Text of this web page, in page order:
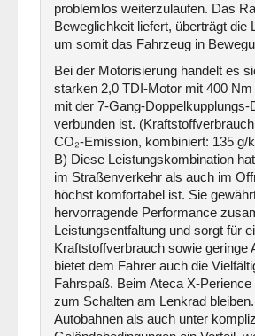
problemlos weiterzulaufen. Das
Beweglichkeit liefert, überträgt die
um somit das Fahrzeug in
Bei der Motorisierung handelt es
starken 2,0 TDI-Motor mit 400
mit der 7-Gang-
verbunden ist.
CO₂-Emission, kombiniert: 135 g/
B) Diese Leistungskombination
im Straßenverkehr als auch im
höchst komfortabel ist. Sie
hervorragende Performance
Leistungsentfaltung und sorgt für
Kraftstoffverbrauch sowie geringe
bietet dem Fahrer auch die
Fahrspaß. Beim Ateca X-
zum Schalten am Lenkrad
Autobahnen als auch unter